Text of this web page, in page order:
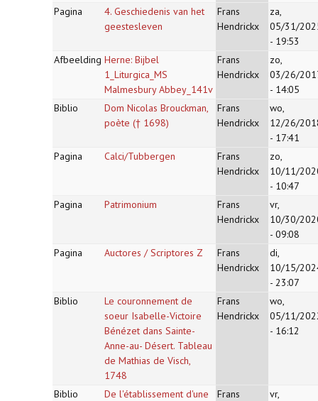
Pagina
4. Geschiedenis van het
geestesleven
Frans
Hendrickx
za,
05/31/
- 19:53
Afbeelding Herne: Bijbel
1_Liturgica_MS
Malmesbury Abbey_141v
Frans
Hendrickx
zo,
03/26/
- 14:05
Biblio
Dom Nicolas Brouckman,
poète († 1698)
Frans
Hendrickx
wo,
12/26/
- 17:41
Pagina
Calci/Tubbergen
Frans
Hendrickx
zo,
10/11/
- 10:47
Pagina
Patrimonium
Frans
Hendrickx
vr,
10/30/
- 09:08
Pagina
Auctores / Scriptores Z
Frans
Hendrickx
di,
10/15/
- 23:07
Biblio
Le couronnement de
soeur Isabelle-Victoire
Bénézet dans Sainte-
Anne-au- Désert. Tableau
de Mathias de Visch,
1748
Frans
Hendrickx
wo,
05/11/
- 16:12
Biblio
De l'établissement d'une
Frans
vr,